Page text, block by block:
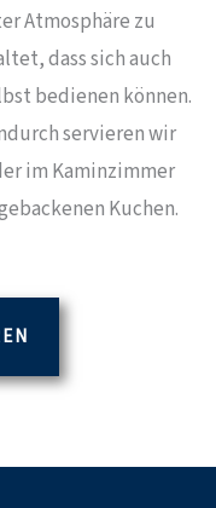
Atmosphäre zu
dass sich auch
bedienen können.
servieren wir
im Kaminzimmer
Kuchen.